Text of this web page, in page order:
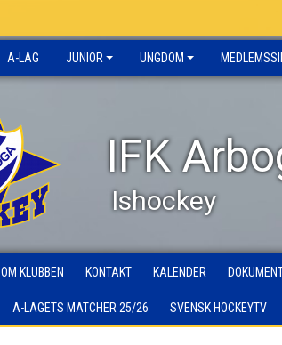
A-LAG JUNIOR UNGDOM
IFK
Ishockey
OM KLUBBEN KONTAKT KALENDER
A-LAGETS MATCHER 25/26 SVENSK HOCKEYTV